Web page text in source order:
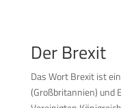
Der Brexit
Das Wort Brexit ist
(Großbritannien) und